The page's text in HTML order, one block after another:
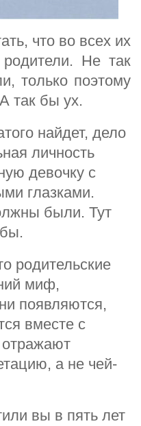
что во всех их
Не так
только поэтому
так бы ух.
найдет, дело
личность
девочку с
глазками.
были. Тут
родительские
миф,
появляются,
вместе с
а не чей-
вы в пять лет